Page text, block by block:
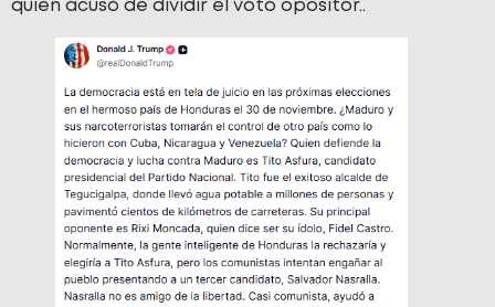
quien acusó de dividir el voto opositor..